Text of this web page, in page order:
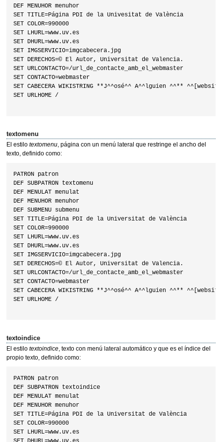
DEF MENUHOR menuhor
SET TITLE=Página PDI de la Univesitat de València
SET COLOR=990000
SET LHURL=www.uv.es
SET DHURL=www.uv.es
SET IMGSERVICIO=imgcabecera.jpg
SET DERECHOS=© El Autor, Universitat de Valencia.
SET URLCONTACTO=/url_de_contacte_amb_el_webmaster
SET CONTACTO=webmaster
SET CABECERA WIKISTRING **J^^osé^^ A^^lguien ^^**
SET URLHOME /
textomenu
El estilo textomenu, página con un menú lateral que restringe el ancho del
texto, definido como:
PATRON patron
DEF SUBPATRON textomenu
DEF MENULAT menulat
DEF MENUHOR menuhor
DEF SUBMENU submenu
SET TITLE=Página PDI de la Universitat de València
SET COLOR=990000
SET LHURL=www.uv.es
SET DHURL=www.uv.es
SET IMGSERVICIO=imgcabecera.jpg
SET DERECHOS=© El Autor, Universitat de Valencia.
SET URLCONTACTO=/url_de_contacte_amb_el_webmaster
SET CONTACTO=webmaster
SET CABECERA WIKISTRING **J^^osé^^ A^^lguien ^^**
SET URLHOME /
textoindice
El estilo textoindice, texto con menú lateral automático y que es el índice del
propio texto, definido como:
PATRON patron
DEF SUBPATRON textoindice
DEF MENULAT menulat
DEF MENUHOR menuhor
SET TITLE=Página PDI de la Universitat de València
SET COLOR=990000
SET LHURL=www.uv.es